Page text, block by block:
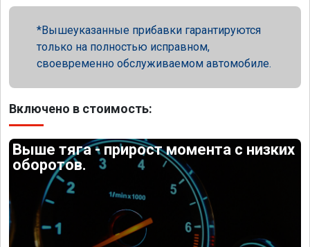
Вышеуказанные прибавки гарантируются
только на полностью исправном,
своевременно обслуживаемом автомобиле.
Включено в стоимость:
Выше тяга - прирост момента с низких
оборотов.